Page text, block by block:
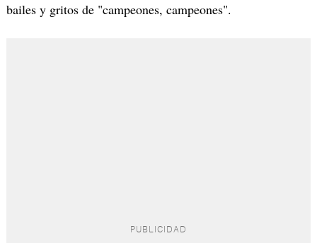
bailes y gritos de "campeones, campeones".